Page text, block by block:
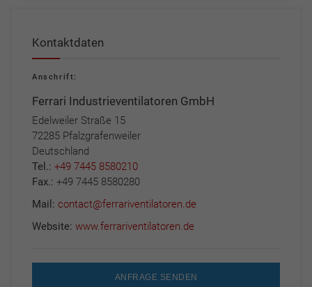
Kontaktdaten
Anschrift:
Ferrari Industrieventilatoren GmbH
Edelweiler Straße 15
72285 Pfalzgrafenweiler
Deutschland
Tel.: +49 7445 8580210
Fax.: +49 7445 8580280
Mail: contact@ferrariventilatoren.de
Website: www.ferrariventilatoren.de
ANFRAGE SENDEN